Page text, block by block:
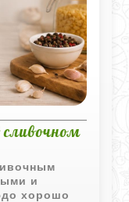
и
хорошо